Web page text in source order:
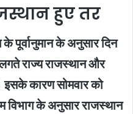
हुए तर
के पूर्वानुमान के अनुसार दिन
राज्य राजस्थान और
इसके कारण सोमवार को
विभाग के अनुसार राजस्थान